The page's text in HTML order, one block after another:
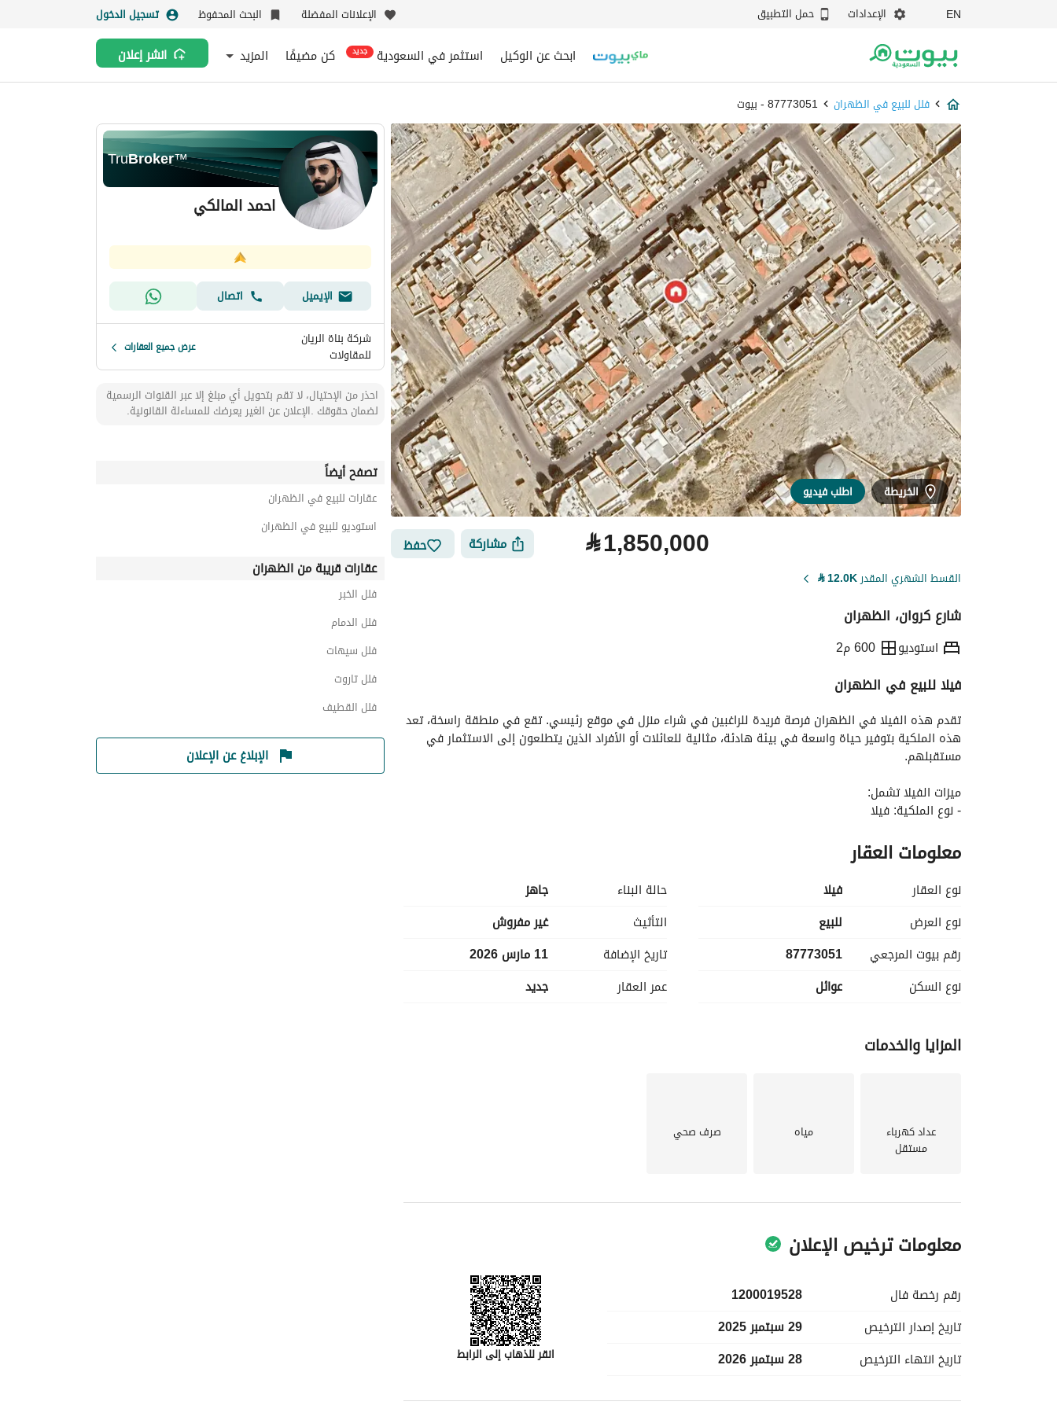
EN الإعدادات حمل التطبيق الإعلانات المفضلة البحث المحفوظ تسجيل الدخول
ابحث عن الوكيل استثمر في السعودية جديد كن مضيفًا المزيد انشر إعلان
فلل للبيع في الظهران 87773051 - بيوت
الخريطة اطلب فيديو
⃁1,850,000 مشاركة حفظ
القسط الشهري المقدر12.0K
⃁
شارع كروان، الظهران
استوديو 600 م2
التفاصيل
فيلا للبيع في الظهران
مستقبلهم.
ميزات الفيلا تشمل:
- نوع الملكية: فيلا
- الموقع: الظهران
- عدد الغرف: 0 (يمكن تكييف هذه الفيلا وفقاً للتفضيلات الفردية)
- عدد الحمامات: 0 (فرصة لتصميم تخطيطك الخاص)
- منطقة واسعة جاهزة للتطوير أو التخصيص
ملكية في موقع مرغوب فيه.
معلومات العقار
نوع العقار
فیلا
نوع العرض
للبيع
رقم بيوت المرجعي
87773051
نوع السكن
عوائل
حالة البناء
جاهز
التأثيث
غير مفروش
تاريخ الإضافة
11 مارس 2026
عمر العقار
جديد
المزايا والخدمات
عداد كهرباء
مستقل
مياه صرف صحي
معلومات ترخيص الإعلان
رقم رخصة فال
1200019528
تاريخ إصدار الترخيص
29 سبتمبر 2025
تاريخ انتهاء الترخيص 28 سبتمبر 2026 انقر للذهاب إلى الرابط
TruBroker™
احمد المالكي
الإيميل
اتصال
شركة بناة الريان
للمقاولات عرض جميع العقارات
احذر من الإحتيال، لا تقم بتحويل أي مبلغ إلا عبر القنوات الرسمية
لضمان حقوقك .الإعلان عن الغير يعرضك للمساءلة القانونية.
تصفح أيضاً
عقارات للبيع في الظهران
استوديو للبيع في الظهران
عقارات قريبة من الظهران
فلل الخبر
فلل الدمام
فلل سيهات
فلل تاروت
فلل القطيف
الإبلاغ عن الإعلان